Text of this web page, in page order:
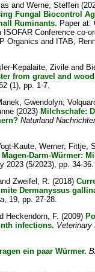
andWerne, Steffen
Fungal Biocontrol
Ruminants. Paper at:
Conference co-
Organics and ITAB,
Kepalaite, Zivile and
from gravel and
(1), pp. 1-7.
Gwendolyn;
(2023) Milchschafe:
Naturland
Kaute, Werner; Fittje,
Darm-Würmer:
2023 (5/2023), pp. 34-36.
Zweifel, R. (2018)
Dermanyssus
, 19, pp. 27-28.
Heckendorn, F. (2009)
infections. Veterinary
ein paar Würmer.